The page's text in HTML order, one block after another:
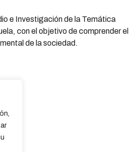
e Investigación de la Temática
con el objetivo de comprender el
de la sociedad.